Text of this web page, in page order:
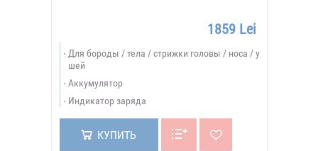
1859 Lei
Для бороды / тела / стрижки головы / носа / у
шей
Аккумулятор
Индикатор заряда
КУПИТЬ